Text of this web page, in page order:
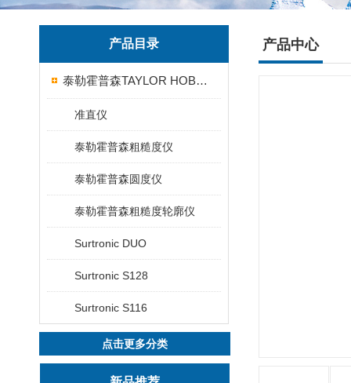
产品目录
泰勒霍普森TAYLOR HOBSON粗糙度仪
准直仪
泰勒霍普森粗糙度仪
泰勒霍普森圆度仪
泰勒霍普森粗糙度轮廓仪
Surtronic DUO
Surtronic S128
Surtronic S116
点击更多分类
产品中心